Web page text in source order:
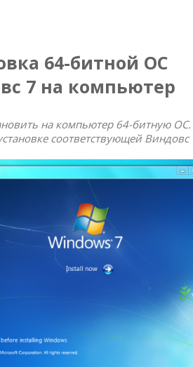
64-битной ОС
7 на компьютер
на компьютер 64-битную
соответствующей Виндовс